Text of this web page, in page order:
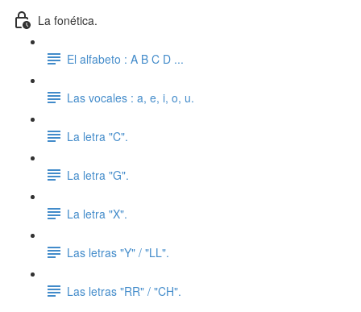
La fonética.
El alfabeto : A B C D ...
Las vocales : a, e, i, o, u.
La letra "C".
La letra "G".
La letra "X".
Las letras "Y" / "LL".
Las letras "RR" / "CH".